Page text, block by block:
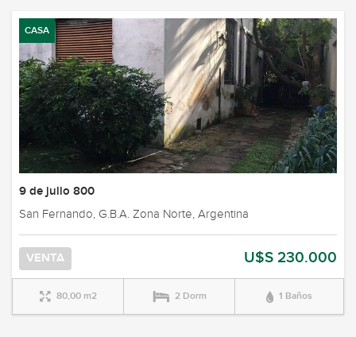
CASA
9 de julio 800
San Fernando, G.B.A. Zona Norte, Argentina
VENTA U$S 230.000
80,00 m2 2 Dorm 1 Baños